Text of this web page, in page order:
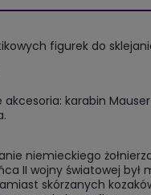
figurek do
karabin
niemieckiego
II wojny światowej
skórzanych